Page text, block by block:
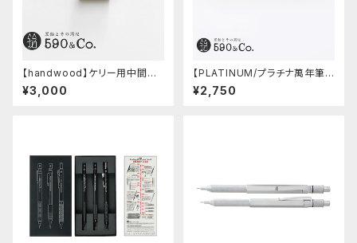
【handwood】ケリー用中間パ
ーツ/カスタムグリップ (縦溝/超
超ジュラルミン)
¥3,000
【PLATINUM/プラチナ萬年筆】
PRO-USE 241 シャープペンシ
ル (ブルー/0.5mm)
¥2,750